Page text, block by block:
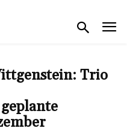
Trio